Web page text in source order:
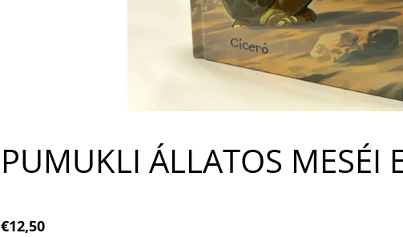
PUMUKLI ÁLLATOS MESÉI
€12,50